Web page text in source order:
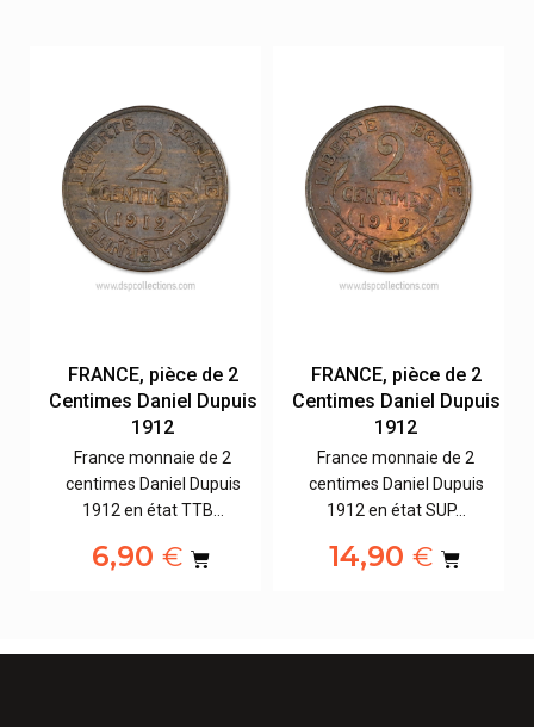
FRANCE, pièce de 2
Centimes Daniel Dupuis
1912
France monnaie de 2
centimes Daniel Dupuis
1912 en état TTB…
6,90€
FRANCE, pièce de 2
Centimes Daniel Dupuis
1912
France monnaie de 2
centimes Daniel Dupuis
1912 en état SUP…
14,90 €